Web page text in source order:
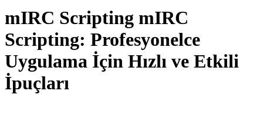
mIRC Scripting mIRC
Scripting: Profesyonelce
Uygulama İçin Hızlı ve Etkili
İpuçları